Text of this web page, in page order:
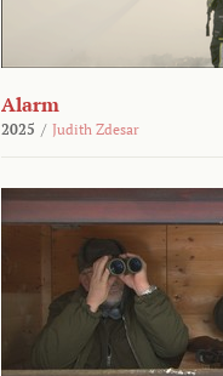
Alarm
2025 / Judith Zdesar